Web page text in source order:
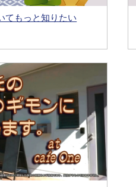
てもっと知りたい